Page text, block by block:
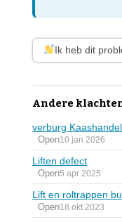
Ik heb dit
Andere
verburg
Open10 jan 2026
Liften defect
Open5 apr 2025
Lift en roltrappen
Open18 okt 2023